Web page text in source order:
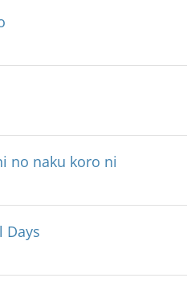
no naku koro ni
Days